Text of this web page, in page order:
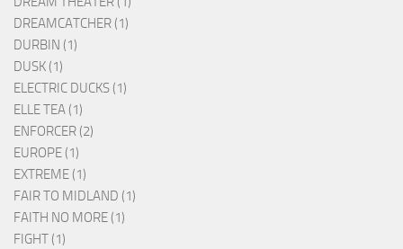
DREAMCATCHER (1)
DURBIN (1)
DUSK (1)
ELECTRIC DUCKS (1)
ELLE TEA (1)
ENFORCER (2)
EUROPE (1)
EXTREME (1)
FAIR TO MIDLAND (1)
FAITH NO MORE (1)
FIGHT (1)